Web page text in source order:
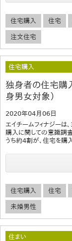
住宅購入 住宅
注文住宅
住宅購入
独身者の住宅購
身男女対象）
2020年04月06日
エイチームフィナジー
購入に関しての意識調
うち約4割が、住宅を購
住宅購入 住宅
未婚男性
住まい